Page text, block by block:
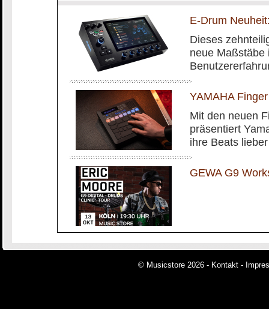
E-Drum
Dieses
neue Maßstäbe
YAMAHA
Mit den neuen
präsentiert
ihre Beats
GEWA G9
© Musicstore 2026 - Kontakt -